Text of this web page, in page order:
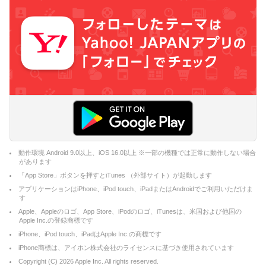
動作環境 Android 9.0以上、iOS 16.0以上 ※一部の機種では正常に動作しない場合
があります
「App Store」ボタンを押すとiTunes （外部サイト）が起動します
アプリケーションはiPhone、iPod touch、iPadまたはAndroidでご利用いただけま
す
Apple、Appleのロゴ、App Store、iPodのロゴ、iTunesは、米国および他国の
Apple Inc.の登録商標です
iPhone、iPod touch、iPadはApple Inc.の商標です
iPhone商標は、アイホン株式会社のライセンスに基づき使用されています
Copyright (C) 2026Apple Inc. All rights reserved.